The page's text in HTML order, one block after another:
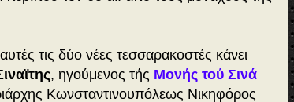
αυτές τις δύο νέες τεσσαρακοστές κάνει
, ηγούμενος τής Μονής τού Σινά
Κωνσταντινουπόλεως Νικηφόρος